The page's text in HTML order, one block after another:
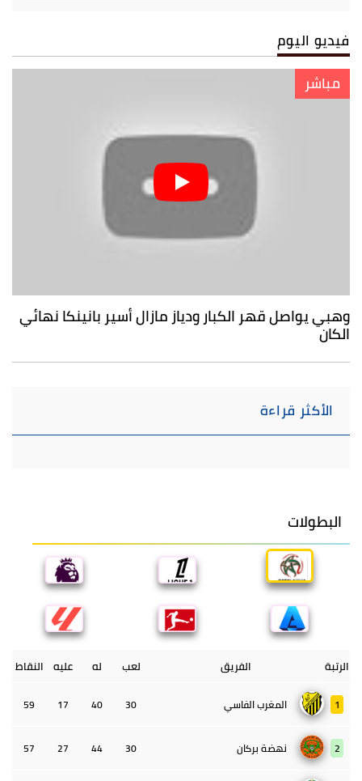
فيديو اليوم
مباشر
وهبي يواصل قهر الكبار ودياز مازال أسير بانينكا نهائي
الكان
الأكثر قراءة
البطولات
الرتبة الفريق لعب له عليه النقاط
1 المغرب الفاسي 30
40
17
59
2 نهضة بركان 30
44
27
57